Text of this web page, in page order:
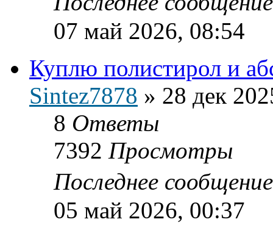
07 май 2026, 08:54
Куплю полистирол и
Sintez7878 » 28 дек
8 Ответы
7392 Просмотры
Последнее
05 май 2026, 00:37